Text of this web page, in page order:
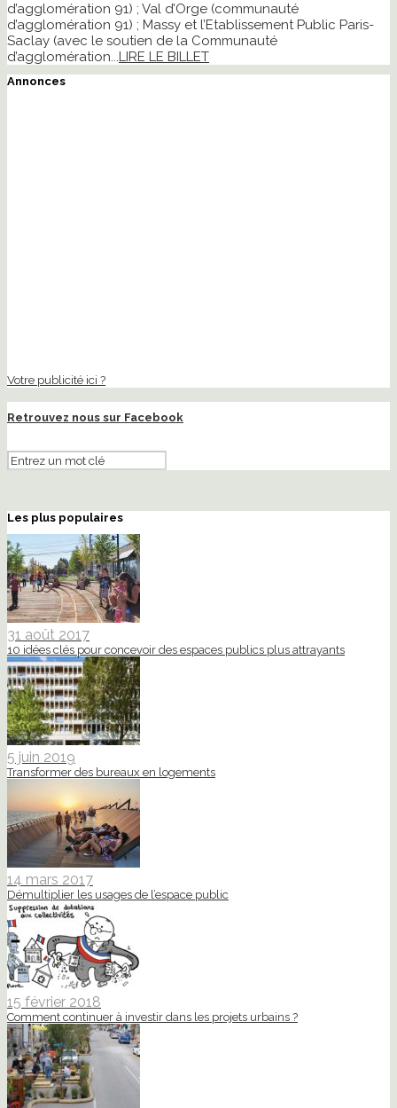
d’agglomération 91) ; Val d’Orge (communauté
d’agglomération 91) ; Massy et l’Etablissement Public Paris-
Saclay (avec le soutien de la Communauté
d’agglomération...LIRE LE BILLET
Annonces
Votre publicité ici ?
Retrouvez nous sur Facebook
Les plus populaires
31 août 2017
10 idées clés pour concevoir des espaces publics plus attrayants
5 juin 2019
Transformer des bureaux en logements
14 mars 2017
Démultiplier les usages de l’espace public
15 février 2018
Comment continuer à investir dans les projets urbains ?